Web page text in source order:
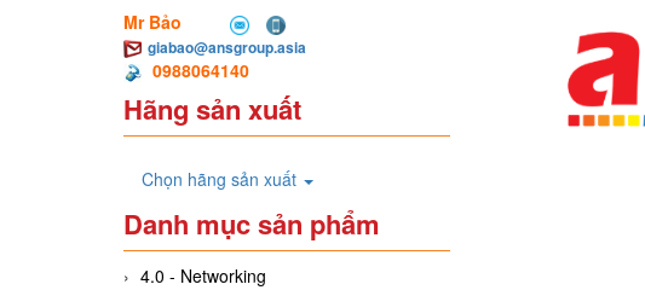
Mr Bảo
giabao@ansgroup.asia
0988064140
Hãng sản xuất
Chọn hãng sản xuất
Danh mục sản phẩm
4.0 - Networking